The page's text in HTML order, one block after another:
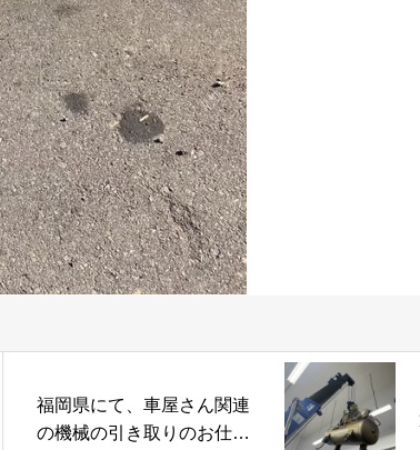
福岡県にて、車屋さん関連
の機械の引き取りのお仕事